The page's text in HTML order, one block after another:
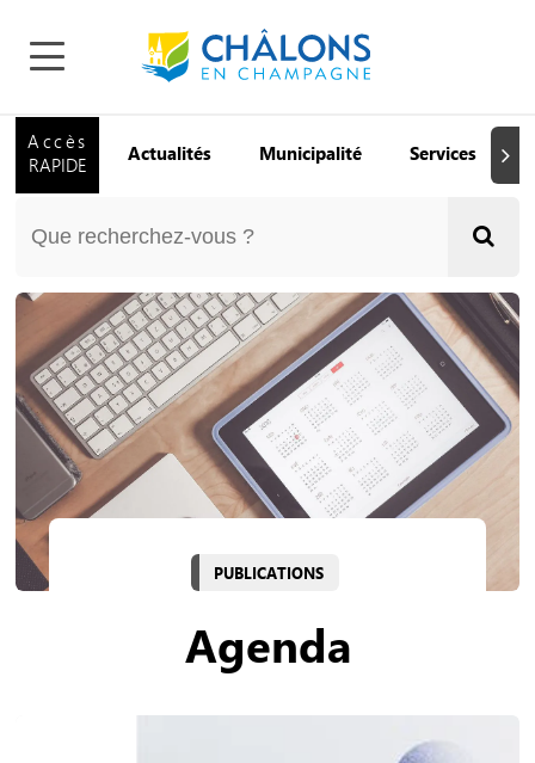
Accès
RAPIDE
Actualités Municipalité Services
PUBLICATIONS
Agenda